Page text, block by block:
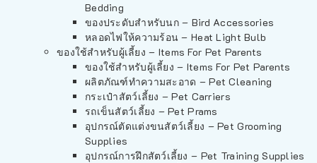
Bedding
ของประดับสำหรับนก – Bird Accessories
หลอดไฟให้ความร้อน – Heat Light Bulb
ของใช้สำหรับผู้เลี้ยง – Items For Pet Parents
ของใช้สำหรับผู้เลี้ยง – Items For Pet Parents
ผลิตภัณฑ์ทำความสะอาด – Pet Cleaning
กระเป๋าสัตว์เลี้ยง – Pet Carriers
รถเข็นสัตว์เลี้ยง – Pet Prams
อุปกรณ์ตัดแต่งขนสัตว์เลี้ยง – Pet Grooming
Supplies
อุปกรณ์การฝึกสัตว์เลี้ยง – Pet Training Supplies